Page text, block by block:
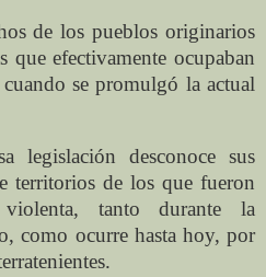
de los pueblos originarios
que efectivamente ocupaban
se promulgó la actual
legislación desconoce sus
territorios de los que fueron
tanto durante la
como ocurre hasta hoy, por